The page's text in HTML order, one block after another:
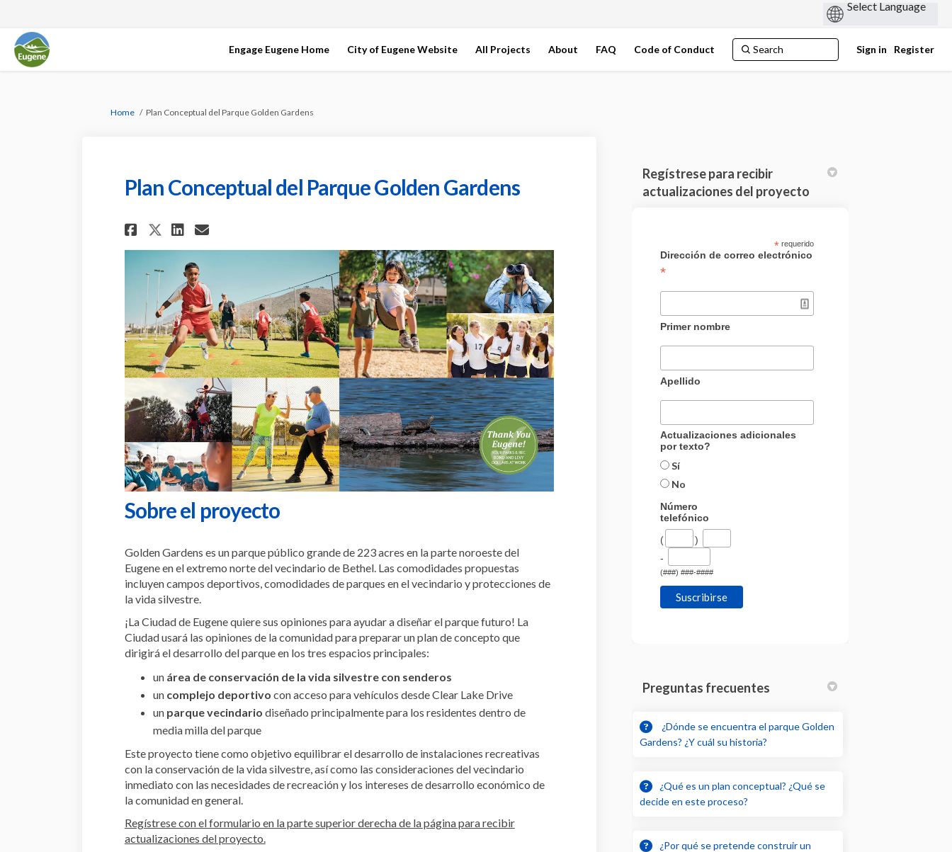
Engage Eugene Home City of Eugene Website All Projects About FAQ Code of Conduct Sign in Register
You are here:
Home Plan Conceptual del Parque Golden Gardens
Plan Conceptual del Parque Golden Gardens
Share Plan Conceptual del Parque Golden Gardens on Facebook
Share Plan Conceptual del Parque Golden Gardens on X (formerly Twitter)
Share Plan Conceptual del Parque Golden Gardens on Linkedin
Email Plan Conceptual del Parque Golden Gardens link
Sobre el proyecto
Golden Gardens es un parque público grande de 223 acres en la parte noroeste del
Eugene en el extremo norte del vecindario de Bethel. Las comodidades propuestas
incluyen campos deportivos, comodidades de parques en el vecindario y protecciones de
la vida silvestre.
¡La Ciudad de Eugene quiere sus opiniones para ayudar a diseñar el parque futuro! La
Ciudad usará las opiniones de la comunidad para preparar un plan de concepto que
dirigirá el desarrollo del parque en los tres espacios principales:
un área de conservación de la vida silvestre con senderos
un complejo deportivo con acceso para vehículos desde Clear Lake Drive
un parque vecindario diseñado principalmente para los residentes dentro de
media milla del parque
Este proyecto tiene como objetivo equilibrar el desarrollo de instalaciones recreativas
con la conservación de la vida silvestre, así como las consideraciones del vecindario
inmediato con las necesidades de recreación y los intereses de desarrollo económico de
la comunidad en general.
Regístrese con el formulario en la parte superior derecha de la página para recibir
actualizaciones del proyecto.
Regístrese para recibir
actualizaciones del proyecto
* requerido
Dirección de correo electrónico
*
Primer nombre
Apellido
Actualizaciones adicionales
por texto?
Sí
No
Número
telefónico
(
)
-
(###) ###-####
Preguntas frecuentes
¿Dónde se encuentra el parque Golden
Gardens? ¿Y cuál su historia?
¿Qué es un plan conceptual? ¿Qué se
decide en este proceso?
¿Por qué se pretende construir un